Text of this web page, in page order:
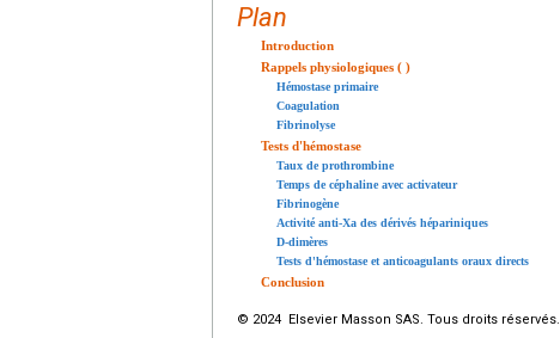
Plan
Introduction
Rappels physiologiques ( )
Hémostase primaire
Coagulation
Fibrinolyse
Tests d'hémostase
Taux de prothrombine
Temps de céphaline avec activateur
Fibrinogène
Activité anti-Xa des dérivés hépariniques
D-dimères
Tests d'hémostase et anticoagulants oraux directs
Conclusion
© 2024 Elsevier Masson SAS. Tous droits réservés.